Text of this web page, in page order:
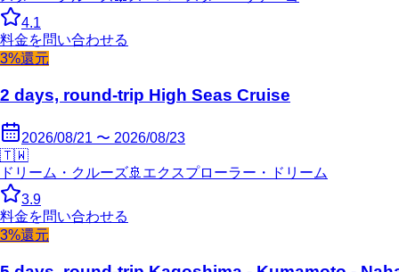
4.1
料金を問い合わせる
3%還元
2 days, round-trip High Seas Cruise
2026/08/21 〜 2026/08/23
🇹🇼
ドリーム・クルーズ🚢 エクスプローラー・ドリーム
3.9
料金を問い合わせる
3%還元